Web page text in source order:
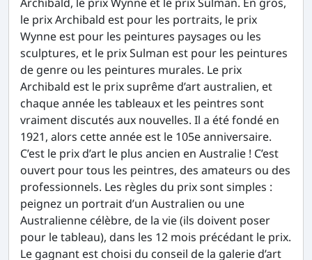
le prix Archibald est pour les portraits, le prix
Wynne est pour les peintures paysages ou les
sculptures, et le prix Sulman est pour les peintures
de genre ou les peintures murales. Le prix
Archibald est le prix suprême d’art australien, et
chaque année les tableaux et les peintres sont
vraiment discutés aux nouvelles. Il a été fondé en
1921, alors cette année est le 105e anniversaire.
C’est le prix d’art le plus ancien en Australie ! C’est
ouvert pour tous les peintres, des amateurs ou des
professionnels. Les règles du prix sont simples :
peignez un portrait d’un Australien ou une
Australienne célèbre, de la vie (ils doivent poser
pour le tableau), dans les 12 mois précédant le prix.
Le gagnant est choisi du conseil de la galerie d’art